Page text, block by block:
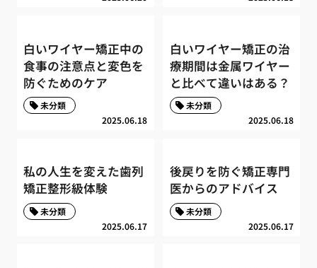
白いワイヤー矯正中の
食事の注意点と変色を
防ぐためのケア
2025.06.18
未分類
白いワイヤー矯正の治
療期間は金属ワイヤー
と比べて違いはある？
2025.06.18
未分類
私の人生を変えた歯列
矯正整形級体験
2025.06.17
未分類
後戻りを防ぐ矯正専門
医からのアドバイス
2025.06.17
未分類